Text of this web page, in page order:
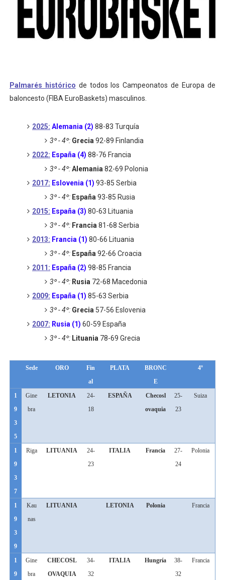
Athletes Unlimited Softball League 2026 - Las Utah
Mundial de piragüismo slalom 2026 (Oklahoma City,
Mundial de Fórmula 1 2026 - Lando Norris consigue
Campeonato de Europa de high diving 2026 (París,
Palmarés histórico de todos los Campeonatos de Europa de
baloncesto (FIBA EuroBaskets) masculinos.
2025: Alemania (2) 88-83 Turquía
3º - 4º: Grecia 92-89 Finlandia
2022: España (4) 88-76 Francia
3º - 4º:Alemania 82-69 Polonia
2017: Eslovenia (1) 93-85 Serbia
3º - 4º: España 93-85 Rusia
2015: España (3) 80-63 Lituania
3º - 4º: Francia 81-68 Serbia
2013: Francia (1) 80-66 Lituania
3º - 4º: España 92-66 Croacia
2011: España (2) 98-85 Francia
3º - 4º: Rusia 72-68 Macedonia
2009: España (1) 85-63 Serbia
3º - 4º: Grecia 57-56 Eslovenia
2007: Rusia (1) 60-59 España
3º - 4º: Lituania 78-69 Grecia
Sede ORO
Fin
al
PLATA
BRONC
E
4º
1
9
3
5
Gine
bra
LETONIA
24-
18
ESPAÑA
Checosl
ovaquia
25-
23
Suiza
1
9
3
7
Riga LITUANIA
24-
23
ITALIA Francia
27-
24
Polonia
1
9
3
9
Kau
nas
LITUANIA LETONIA Polonia Francia
1
9
Gine
bra
CHECOSL
OVAQUIA
34-
32
ITALIA Hungría
38-
32
Francia